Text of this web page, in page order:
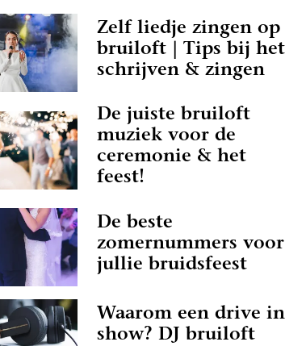
Zelf liedje zingen op
bruiloft | Tips bij het
schrijven & zingen
De juiste bruiloft
muziek voor de
ceremonie & het
feest!
De beste
zomernummers voor
jullie bruidsfeest
Waarom een drive in
show? DJ bruiloft